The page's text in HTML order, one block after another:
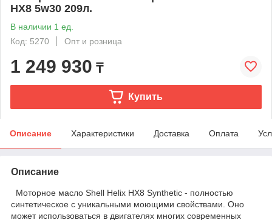
HX8 5w30 209л.
В наличии 1 ед.
Код: 5270
Опт и розница
1 249 930 ₸
Купить
Описание Характеристики Доставка Оплата
Описание
Моторное масло Shell Helix HX8 Synthetic - полностью
синтетическое с уникальными моющими свойствами. Оно
может использоваться в двигателях многих современных